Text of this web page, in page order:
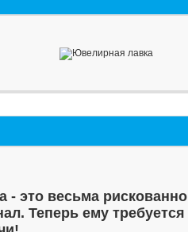
- это весьма рискованно
Теперь ему требуется